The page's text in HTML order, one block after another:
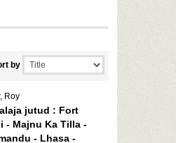
by
Roy
jutud : Fort
- Majnu Ka Tilla -
- Lhasa -